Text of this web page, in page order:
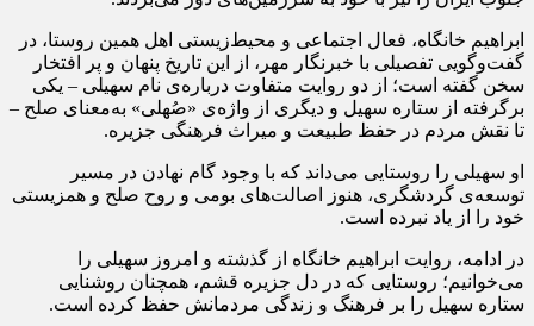
ابراهیم خانگاه، فعال اجتماعی و محیط‌زیستی اهل همین روستا، در
گفت‌وگویی تفصیلی با خبرنگار مهر، از این تاریخ پنهان و پر افتخار
سخن گفته است؛ از دو روایت متفاوت درباره‌ی نام سهیلی – یکی
برگرفته از ستاره سهیل و دیگری از واژه‌ی «صُهلی» به‌معنای صلح –
تا نقش مردم در حفظ طبیعت و میراث فرهنگی جزیره.
او سهیلی را روستایی می‌داند که با وجود گام نهادن در مسیر
توسعه‌ی گردشگری، هنوز اصالت‌های بومی و روح صلح و همزیستی
خود را از یاد نبرده است.
در ادامه، روایت ابراهیم خانگاه از گذشته و امروز سهیلی را
می‌خوانیم؛ روستایی که در دل جزیره قشم، همچنان روشنایی
ستاره سهیل را بر فرهنگ و زندگی مردمانش حفظ کرده است.